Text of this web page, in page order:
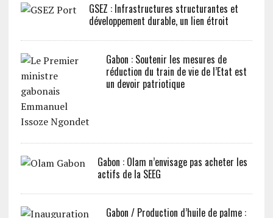
GSEZ : Infrastructures structurantes et
développement durable, un lien étroit
Gabon : Soutenir les mesures de
réduction du train de vie de l’Etat est
un devoir patriotique
Gabon : Olam n’envisage pas acheter les
actifs de la SEEG
Gabon / Production d’huile de palme :